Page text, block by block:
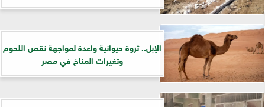
الإبل.. ثروة حيوانية واعدة لمواجهة نقص اللحوم
وتغيرات المناخ في مصر